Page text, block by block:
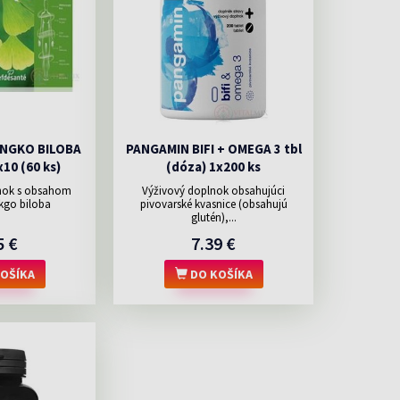
POTREBY PRE
MAMIČKY
VLOŽKY, CHRÁNIČE
STRIAM
WELEDA
SIRUPY NA KAŠEĽ
PRÍPRAVKY NA VLHKÝ KAŠEĽ
PRÍPRAVKY NA SUCHÝ KAŠEL
SPÁNOK DETOXIKÁCIA
CALCIUM
»
INJEKCIESRDCE A CIEVY
BILOBA
(60 ks)
s obsahom
biloba
€
PANGAMIN BIFI + OMEGA 3 tbl
(dóza) 1x200 ks
Výživový doplnok obsahujúci
pivovarské kvasnice (obsahujú
glutén),...
7.39 €
DO KOŠÍKA